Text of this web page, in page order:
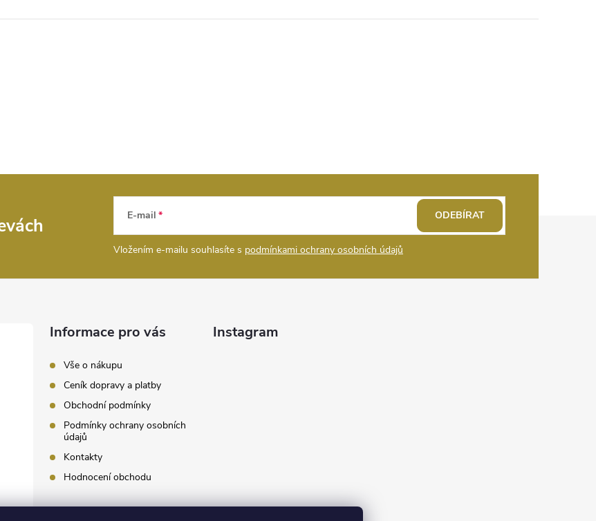
E-mail
Vložením e-mailu souhlasíte s podmínkami ochrany osobních údajů
ODEBÍRAT
Informace pro vás
Vše o nákupu
Ceník dopravy a platby
Obchodní podmínky
Podmínky ochrany osobních
údajů
Kontakty
Hodnocení obchodu
Instagram